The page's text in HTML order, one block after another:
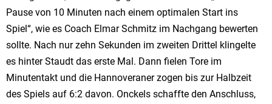
Pause von 10 Minuten nach einem optimalen Start ins
Spiel“, wie es Coach Elmar Schmitz im Nachgang bewerten
sollte. Nach nur zehn Sekunden im zweiten Drittel klingelte
es hinter Staudt das erste Mal. Dann fielen Tore im
Minutentakt und die Hannoveraner zogen bis zur Halbzeit
des Spiels auf 6:2 davon. Onckels schaffte den Anschluss,